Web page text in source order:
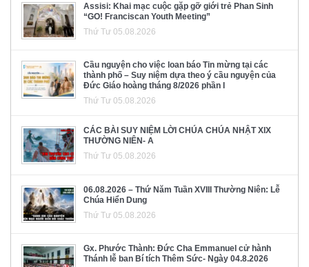
Assisi: Khai mạc cuộc gặp gỡ giới trẻ Phan Sinh
“GO! Franciscan Youth Meeting”
Thứ Tư 05.08.2026
Cầu nguyện cho việc loan báo Tin mừng tại các
thành phố – Suy niệm dựa theo ý cầu nguyện của
Đức Giáo hoàng tháng 8/2026 phần I
Thứ Tư 05.08.2026
CÁC BÀI SUY NIỆM LỜI CHÚA CHÚA NHẬT XIX
THƯỜNG NIÊN- A
Thứ Tư 05.08.2026
06.08.2026 – Thứ Năm Tuần XVIII Thường Niên: Lễ
Chúa Hiển Dung
Thứ Tư 05.08.2026
Gx. Phước Thành: Đức Cha Emmanuel cử hành
Thánh lễ ban Bí tích Thêm Sức- Ngày 04.8.2026